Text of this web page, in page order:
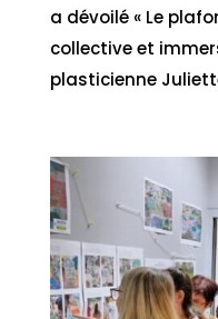
a dévoilé « Le
collective et
plasticienne